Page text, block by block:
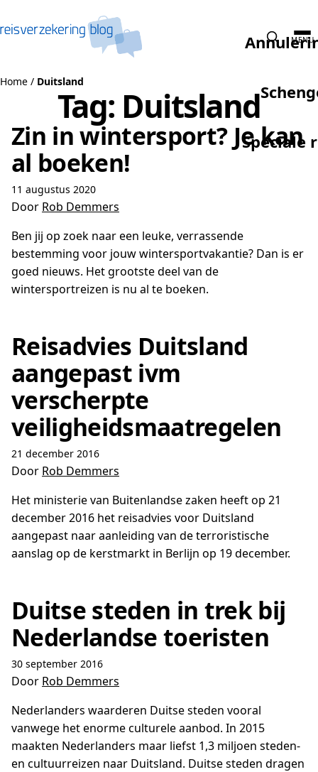
Speciale
MENU
Home / Duitsland
Tag: Duitsland
Zin in wintersport? Je kan
al boeken!
11 augustus 2020
Door Rob Demmers
Ben jij op zoek naar een leuke, verrassende
bestemming voor jouw wintersportvakantie? Dan is er
goed nieuws. Het grootste deel van de
wintersportreizen is nu al te boeken.
Reisadvies Duitsland
aangepast ivm
verscherpte
veiligheidsmaatregelen
21 december 2016
Door Rob Demmers
Het ministerie van Buitenlandse zaken heeft op 21
december 2016 het reisadvies voor Duitsland
aangepast naar aanleiding van de terroristische
aanslag op de kerstmarkt in Berlijn op 19 december.
Duitse steden in trek bij
Nederlandse toeristen
30 september 2016
Door Rob Demmers
Nederlanders waarderen Duitse steden vooral
vanwege het enorme culturele aanbod. In 2015
maakten Nederlanders maar liefst 1,3 miljoen steden-
en cultuurreizen naar Duitsland. Duitse steden dragen